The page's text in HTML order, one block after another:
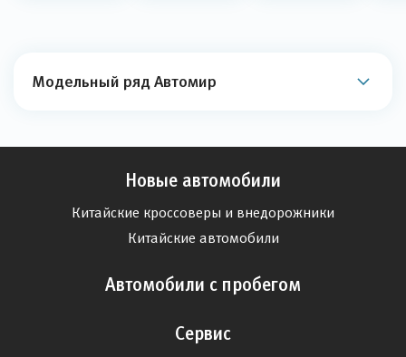
Модельный ряд Автомир
Новые автомобили
Китайские кроссоверы и внедорожники
Китайские автомобили
Автомобили с пробегом
Сервис